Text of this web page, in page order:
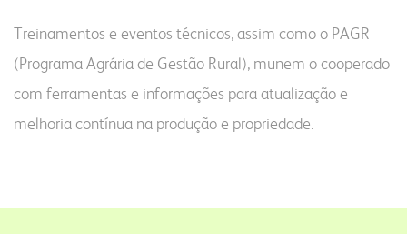
Treinamentos e eventos técnicos, assim como o PAGR
(Programa Agrária de Gestão Rural), munem o cooperado
com ferramentas e informações para atualização e
melhoria contínua na produção e propriedade.